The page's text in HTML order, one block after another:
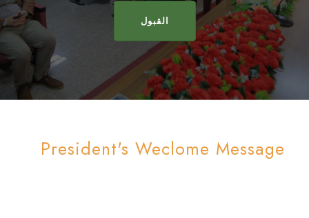
القبول
President's Weclome Message